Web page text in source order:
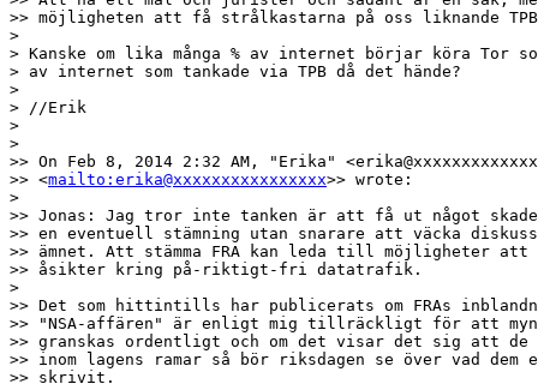
>> möjligheten att få strålkastarna på oss liknande
>
> Kanske om lika många % av internet börjar köra Tor
> av internet som tankade via TPB då det hände?
>
> //Erik
>
>
>> On Feb 8, 2014 2:32 AM, "Erika"
>> <mailto:erika@xxxxxxxxxxxxxxxx>> wrote:
>
>> Jonas: Jag tror inte tanken är att få ut något
>> en eventuell stämning utan snarare att väcka
>> ämnet. Att stämma FRA kan leda till möjligheter att
>> åsikter kring på-riktigt-fri datatrafik.
>
>> Det som hittintills har publicerats om FRAs
>> "NSA-affären" är enligt mig tillräckligt för att
>> granskas ordentligt och om det visar det sig att de
>> inom lagens ramar så bör riksdagen se över vad dem
>> skrivit.